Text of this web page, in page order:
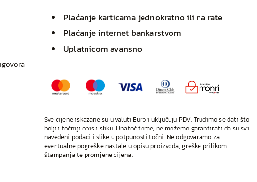
Plaćanje karticama jednokratno ili na rate
Plaćanje internet bankarstvom
Uplatnicom avansno
Sve cijene iskazane su u valuti Euro i uključuju PDV. Trudimo se dati što
bolji i točniji opis i sliku. Unatoč tome, ne možemo garantirati da su svi
navedeni podaci i slike u potpunosti točni. Ne odgovaramo za
eventualne pogreške nastale u opisu proizvoda, greške prilikom
štampanja te promjene cijena.